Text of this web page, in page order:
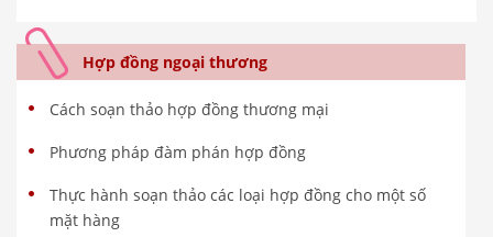
Hợp đồng ngoại thương
Cách soạn thảo hợp đồng thương mại
Phương pháp đàm phán hợp đồng
Thực hành soạn thảo các loại hợp đồng cho một số
mặt hàng